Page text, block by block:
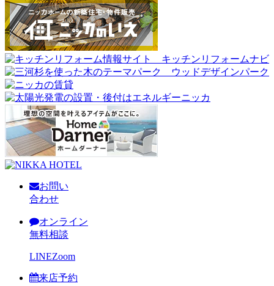
お問い
合わせ
オンライン
無料相談
LINEZoom
来店予約